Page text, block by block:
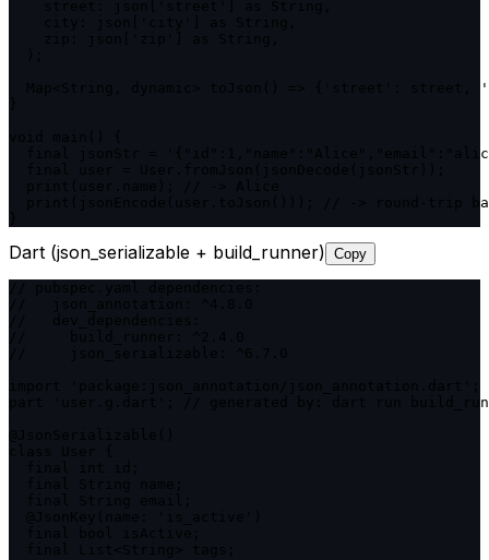
Map<String, dynamic> toJson() => {'street': street,
final jsonStr =
print(jsonEncode(user.toJson())); // -> round-trip
Dart (json_serializable + build_runner) Copy
part 'user.g.dart'; // generated by: dart run